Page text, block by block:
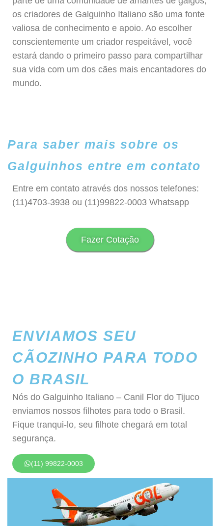
os criadores de Galguinho Italiano são uma fonte
valiosa de conhecimento e apoio. Ao escolher
conscientemente um criador respeitável, você
estará dando o primeiro passo para compartilhar
sua vida com um dos cães mais encantadores do
mundo.
Para saber mais sobre os
Galguinhos entre em contato
Entre em contato através dos nossos telefones:
(11)4703-3938 ou (11)99822-0003 Whatsapp
Fazer Cotação
ENVIAMOS SEU
CÃOZINHO PARA TODO
O BRASIL
Nós do Galguinho Italiano – Canil Flor do Tijuco
enviamos nossos filhotes para todo o Brasil.
Fique tranqui-lo, seu filhote chegará em total
segurança.
(11) 99822-0003